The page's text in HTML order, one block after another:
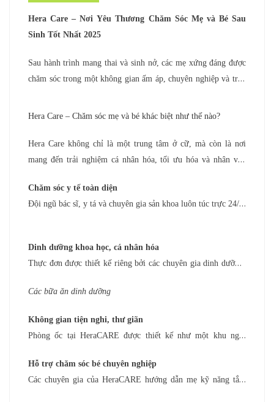
Hera Care – Nơi Yêu Thương Chăm Sóc Mẹ và Bé Sau
Sinh Tốt Nhất 2025
Sau hành trình mang thai và sinh nở, các mẹ xứng đáng được
chăm sóc trong một không gian ấm áp, chuyên nghiệp và tràn
, giúp mẹ phục hồi sức khỏe, tự tin làm mẹ và
đại và đội ngũ chuyên gia tận tâm, Hera Care là lựa chọn hoàn
hảo cho hành trình sau sinh của mẹ.
Hera Care – Chăm sóc mẹ và bé khác biệt như thế nào?
Hera Care không chỉ là một trung tâm ở cữ, mà còn là nơi
mang đến trải nghiệm cá nhân hóa, tối ưu hóa và nhân văn
Chăm sóc y tế toàn diện
Đội ngũ bác sĩ, y tá và chuyên gia sản khoa luôn túc trực 24/7,
Dinh dưỡng khoa học, cá nhân hóa
Thực đơn được thiết kế riêng bởi các chuyên gia dinh dưỡng,
sữa dồi dào và vóc dáng cân đối sau sinh.
Các bữa ăn dinh dưỡng
Không gian tiện nghi, thư giãn
Phòng ốc tại HeraCARE được thiết kế như một khu nghỉ
tiện ích hiện đại, giúp mẹ thư giãn và tái tạo năng lượng.
Hỗ trợ chăm sóc bé chuyên nghiệp
Các chuyên gia của HeraCARE hướng dẫn mẹ kỹ năng tắm